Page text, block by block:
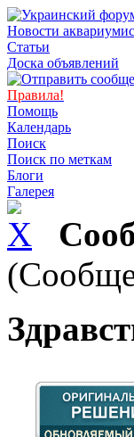
Новости
Статьи
Доска объявлений
Правила!
Помощь
Календарь
Поиск
Поиск по меткам
Блоги
Галерея